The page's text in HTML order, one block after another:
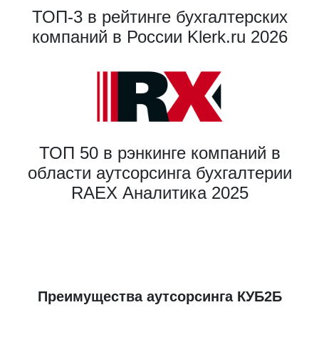
ТОП-3 в рейтинге бухгалтерских
компаний в России Klerk.ru 2026
ТОП 50 в рэнкинге компаний в
области аутсорсинга бухгалтерии
RAEX Аналитика 2025
Преимущества аутсорсинга КУБ2Б